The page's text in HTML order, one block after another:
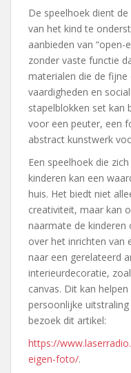
De speelhoek dient
van het kind te
aanbieden van “open-
zonder vaste functie
materialen die de
vaardigheden en
stapelblokken set kan
voor een peuter, een
abstract kunstwerk
Een speelhoek die
kinderen kan een
huis. Het biedt niet
creativiteit, maar kan
naarmate de kinderen
over het inrichten van
naar een gerelateerd
interieurdecoratie,
canvas. Dit kan
persoonlijke
bezoek dit artikel:
https://
eigen-foto/.